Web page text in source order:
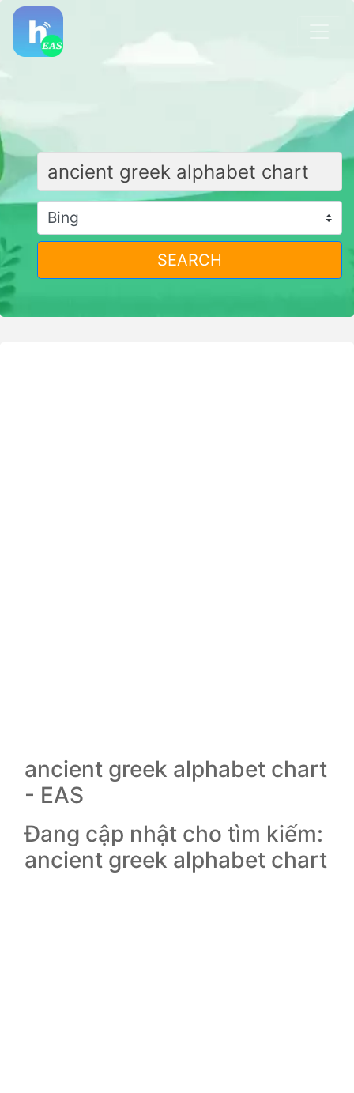
SEARCH
ancient greek alphabet chart
- EAS
Đang cập nhật cho tìm kiếm:
ancient greek alphabet chart